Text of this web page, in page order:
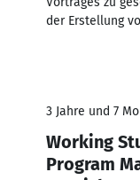
der Erstellung
3 Jahre und 7
Working
Program